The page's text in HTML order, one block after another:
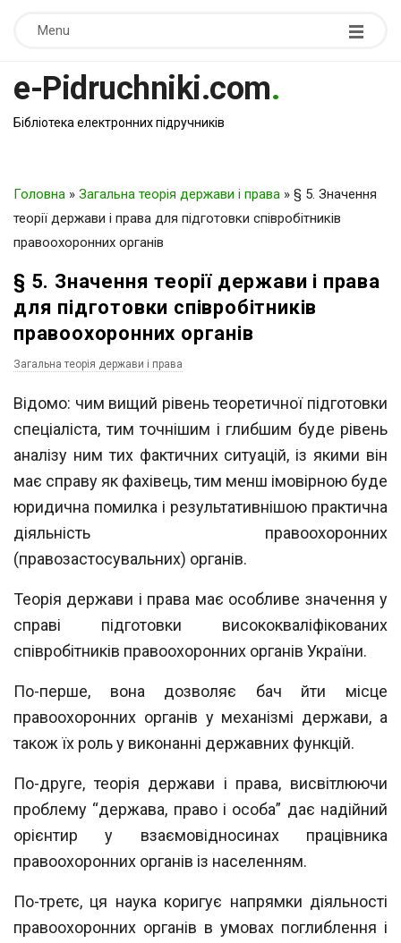
Menu
e-Pidruchniki.com.
Бібліотека електронних підручників
Головна » Загальна теорія держави і права » § 5. Значення
теорії держави і права для підготовки співробітників
правоохоронних органів
§ 5. Значення теорії держави і права
для підготовки співробітників
правоохоронних органів
Загальна теорія держави і права
Відомо: чим вищий рівень теоретичної підготовки
спеціаліста, тим точнішим і глибшим буде рівень
аналізу ним тих фактичних ситуацій, із якими він
має справу як фахівець, тим менш імовірною буде
юридична помилка і результативнішою практична
діяльність правоохоронних
(правозастосувальних) органів.
Теорія держави і права має особливе значення у
справі підготовки висококваліфікованих
співробітників правоохоронних органів України.
По-перше, вона дозволяє бач йти місце
правоохоронних органів у механізмі держави, а
також їх роль у виконанні державних функцій.
По-друге, теорія держави і права, висвітлюючи
проблему “держава, право і особа” дає надійний
орієнтир у взаємовідносинах працівника
правоохоронних органів із населенням.
По-третє, ця наука коригує напрямки діяльності
правоохоронних органів в умовах поглиблення і